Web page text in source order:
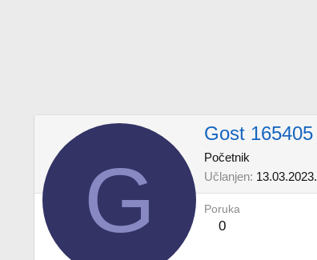
G
Gost 165405
Početnik
Učlanjen 13.03.2023.
Poruka
0